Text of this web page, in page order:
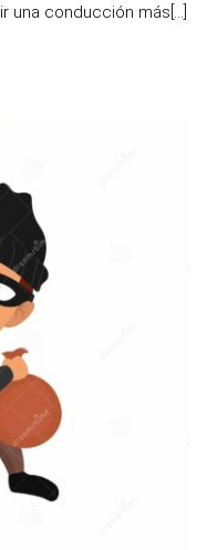
conducción más[...]